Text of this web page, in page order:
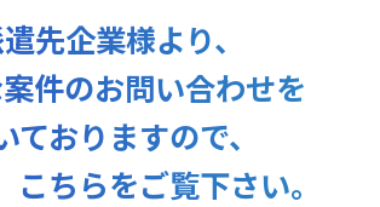
先企業様より、
件のお問い合わせを
ておりますので、
こちらをご覧下さい。